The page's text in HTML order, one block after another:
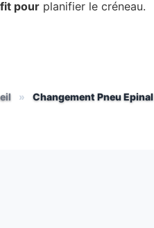
pour planifier le créneau.
» Changement Pneu Epinal